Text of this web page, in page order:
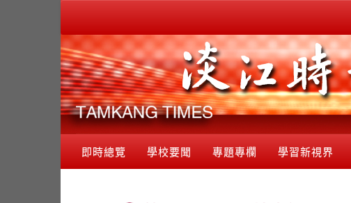
即時總覽 學校要聞 專題專欄 學習新視界